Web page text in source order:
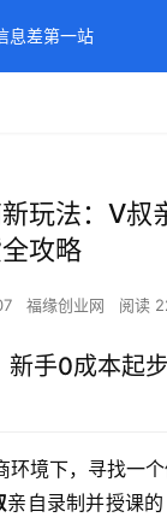
玩法：V叔
攻略
福缘创业网 阅读
新手0成本起
环境下，寻找一
亲自录制并授课
息差第一站